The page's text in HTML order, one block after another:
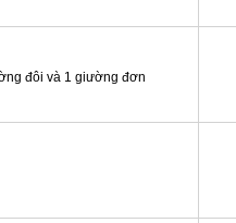
đôi và 1 giường đơn